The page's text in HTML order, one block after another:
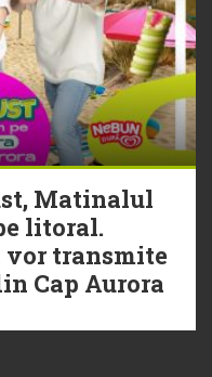
Matinalul
litoral.
vor transmite
Cap Aurora